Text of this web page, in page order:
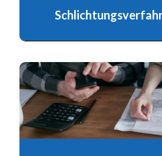
Das Schlichtungsverfahren der